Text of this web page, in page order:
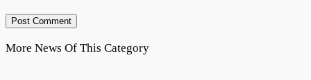
More News Of This Category